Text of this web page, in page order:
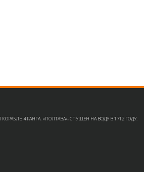
4 РАНГА. «ПОЛТАВА», СПУЩЕН НА ВОДУ В 1712 ГОДУ.